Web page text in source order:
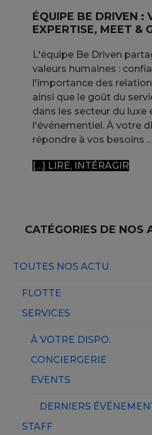
ÉQUIPE BE DRIVEN :
EXPERTISE, MEET &
L'équipe Be Driven
valeurs humaines :
l'importance des
ainsi que le goût du
dans les secteur du luxe
l'événementiel. À votre
répondre à vos besoins
[…] LIRE, INTÉRAGIR
CATÉGORIES DE NOS
TOUTES NOS ACTU.
FLOTTE
SERVICES
À VOTRE DISPO.
CONCIERGERIE
EVENTS
DERNIERS
STAFF